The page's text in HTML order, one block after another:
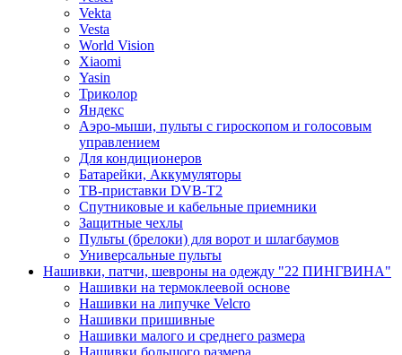
Vekta
Vesta
World Vision
Xiaomi
Yasin
Триколор
Яндекс
Аэро-мыши, пульты с гироскопом и голосовым
управлением
Для кондиционеров
Батарейки, Аккумуляторы
ТВ-приставки DVB-T2
Спутниковые и кабельные приемники
Защитные чехлы
Пульты (брелоки) для ворот и шлагбаумов
Универсальные пульты
Нашивки, патчи, шевроны на одежду "22 ПИНГВИНА"
Нашивки на термоклеевой основе
Нашивки на липучке Velcro
Нашивки пришивные
Нашивки малого и среднего размера
Нашивки большого размера